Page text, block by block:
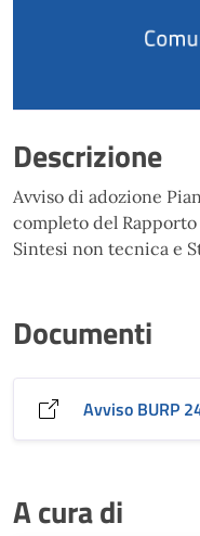
Descrizione
Avviso di adozione
completo del Rapporto
Sintesi non tecnica e
Documenti
Avviso BURP
A cura di